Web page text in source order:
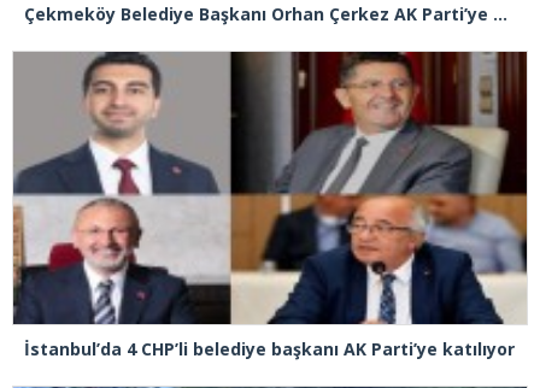
Çekmeköy Belediye Başkanı Orhan Çerkez AK Parti’ye katıldı
İstanbul’da 4 CHP’li belediye başkanı AK Parti’ye katılıyor